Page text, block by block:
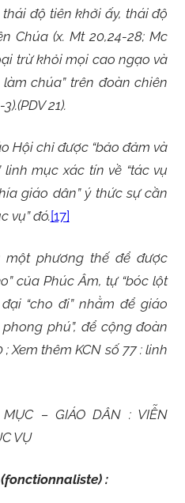
độ tiên khởi ấy, thái độ
Chúa (x. Mt 20,24-28; Mc
trừ khỏi mọi cao ngạo và
chúa” trên đoàn chiên
21).
Hội chỉ được “bảo đảm và
linh mục xác tín về “tác vụ
giáo dân” ý thức sự cần
vụ” đó.[17]
phương thế để được
của Phúc Âm, tự “bóc lột
“cho đi” nhằm để giáo
phú”, để cộng đoàn
Xem thêm KCN số 77 : linh
– GIÁO DÂN : VIỄN
VỤ
: